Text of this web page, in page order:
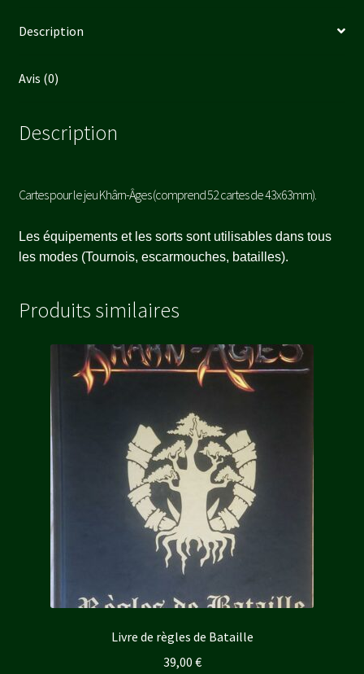
Description
Avis (0)
Description
Cartes pour le jeu Khârn-Âges (comprend 52 cartes de 43x63mm).
Les équipements et les sorts sont utilisables dans tous
les modes (Tournois, escarmouches, batailles).
Produits similaires
Livre de règles de Bataille
39,00 €